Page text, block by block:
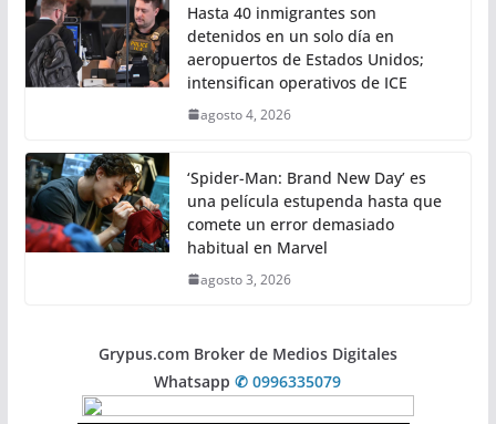
Hasta 40 inmigrantes son
detenidos en un solo día en
aeropuertos de Estados Unidos;
intensifican operativos de ICE
agosto 4, 2026
‘Spider-Man: Brand New Day’ es
una película estupenda hasta que
comete un error demasiado
habitual en Marvel
agosto 3, 2026
Grypus.com Broker de Medios Digitales
Whatsapp✆ 0996335079